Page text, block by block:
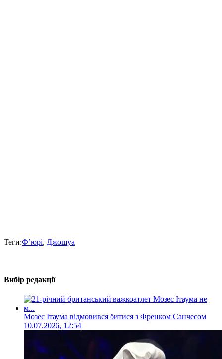
Теги:Ф’юрі, Джошуа
Вибір редакції
Мозес Ітаума відмовився битися з Френком Санчесом
10.07.2026, 12:54